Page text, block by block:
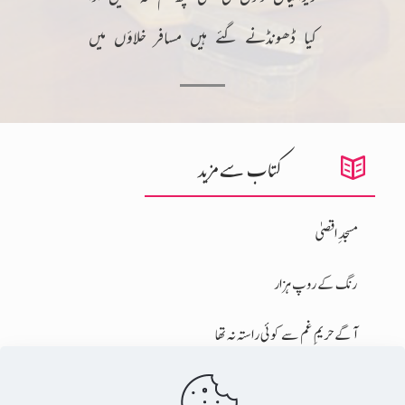
کیا ڈھونڈنے گئے ہیں مسافر خلاؤں میں
کتاب سے مزید
مسجدِ اقصیٰ
رنگ کے روپ ہزار
آگے حریمِ غم سے کوئی راستہ نہ تھا